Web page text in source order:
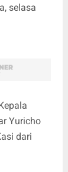
selasa
Yuricho
dari